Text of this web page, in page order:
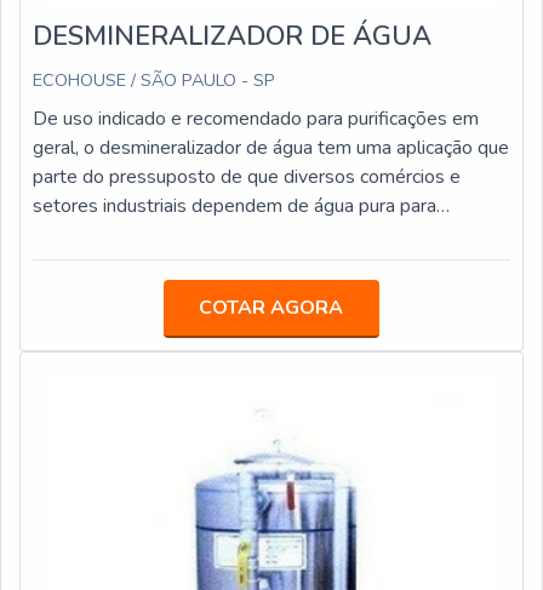
DESMINERALIZADOR DE ÁGUA
ECOHOUSE / SÃO PAULO - SP
De uso indicado e recomendado para purificações em
geral, o desmineralizador de água tem uma aplicação que
parte do pressuposto de que diversos comércios e
setores industriais dependem de água pura para
equipamentos precisam utilizar um tipo muito especial
de fluido, como é o caso daqueles que demandam o uso
somente de água pura/livre de minerais ou impurezas.
Nestas e outras situações, o uso do desmineralizador é
desmineralizador atua como um sistema que é capaz de
alterar as características da água em nível físico-químico,
devolvendo-o assim para um uso apropriado. Uma vez
que são muitos os sistemas de tratamento d’água
disponibilizados no mercado atual, acaba valendo
ressaltar que este equipamento, em específico, possui
COTAR AGORA